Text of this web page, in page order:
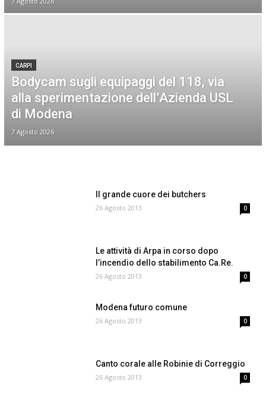
CARPI
Bodycam sugli equipaggi del 118, via
alla sperimentazione dell’Azienda USL
di Modena
7 Agosto 2026
Il grande cuore dei butchers
26 Agosto 2013 0
Le attività di Arpa in corso dopo
l’incendio dello stabilimento Ca.Re.
26 Agosto 2013 0
Modena futuro comune
26 Agosto 2013 0
Canto corale alle Robinie di Correggio
26 Agosto 2013 0